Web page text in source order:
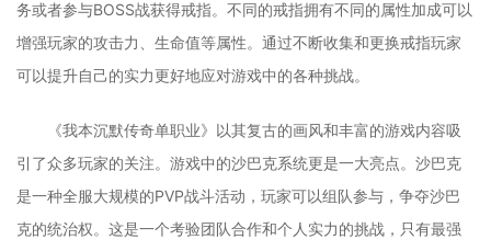
务或者参与BOSS战获得戒指。不同的戒指拥有不同的属性加成可以
增强玩家的攻击力、生命值等属性。通过不断收集和更换戒指玩家
可以提升自己的实力更好地应对游戏中的各种挑战。
《我本沉默传奇单职业》以其复古的画风和丰富的游戏内容吸
引了众多玩家的关注。游戏中的沙巴克系统更是一大亮点。沙巴克
是一种全服大规模的PVP战斗活动，玩家可以组队参与，争夺沙巴
克的统治权。这是一个考验团队合作和个人实力的挑战，只有最强